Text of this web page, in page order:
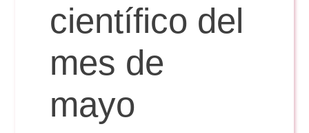
científico del
mes de
mayo